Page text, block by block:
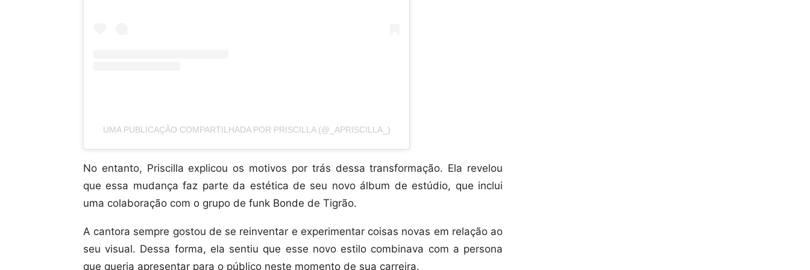
UMA PUBLICAÇÃO COMPARTILHADA POR PRISCILLA (@_APRISCILLA_)
No entanto, Priscilla explicou os motivos por trás dessa transformação. Ela revelou
que essa mudança faz parte da estética de seu novo álbum de estúdio, que inclui
uma colaboração com o grupo de funk Bonde de Tigrão.
A cantora sempre gostou de se reinventar e experimentar coisas novas em relação ao
seu visual. Dessa forma, ela sentiu que esse novo estilo combinava com a persona
que queria apresentar para o público neste momento de sua carreira.